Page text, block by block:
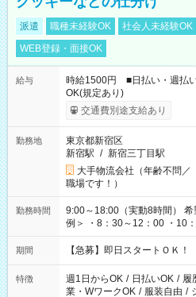
派遣 職種未経験OK 社会人未経験OK
WEB登録・面接OK
給与
時給1500円 ■日払い・週払
OK(規定あり)
交通費別途支給あり
勤務地
東京都新宿区
新宿駅 / 新宿三丁目駅
大手物流会社（年齢不問／
職場です！）
勤務時間
9:00～18:00（実動8時間） 希望の時間帯を選べます！ ＜シフト
例＞ ・8：30～12：00 ・10
・13：00～22：00 ・22：00
期間 【急募】即日スタートＯＫ
特徴 週1日からOK / 日払いOK / 履
業・WワークOK / 服装自由 /